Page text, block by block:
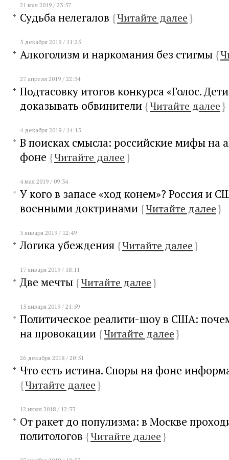
21 мая 2019 / 23:57
Судьба нелегалов {Читайте далее}
5 декабря 2019 / 11:25
Алкоголизм и наркомания без стигмы {
27 апреля 2019 / 22:34
Подтасовку итогов конкурса «Голос.
доказывать обвинители {Читайте далее}
4 декабря 2019 / 14:15
В поисках смысла: российские мифы на
фоне {Читайте далее}
4 мая 2019 / 09:34
У кого в запасе «ход конем»? Россия и
военными доктринами {Читайте далее}
3 января 2019 / 12:49
Логика убеждения {Читайте далее}
17 января 2019 / 18:11
Две мечты {Читайте далее}
15 января 2019 / 21:59
Политическое реалити-шоу в США:
на провокации {Читайте далее}
26 декабря 2018 / 20:51
Что есть истина. Споры на фоне
{Читайте далее}
12 июля 2018 / 12:33
От ракет до популизма: в Москве
политологов {Читайте далее}